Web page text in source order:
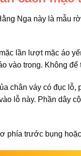
Nga này là mẫu
lần lượt mặc áo
vào trong. Không để
chân váy có đục lỗ,
lỗ này. Phần dây
phía trước bụng